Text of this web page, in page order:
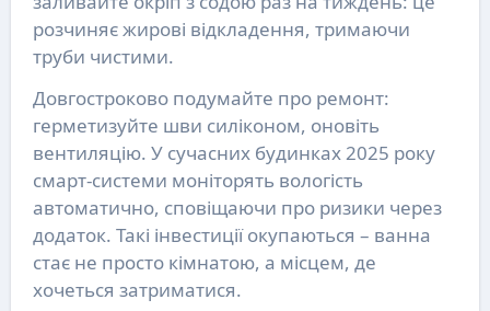
розчиняє жирові відкладення, тримаючи
труби чистими.
Довгостроково подумайте про ремонт:
герметизуйте шви силіконом, оновіть
вентиляцію. У сучасних будинках 2025 року
смарт-системи моніторять вологість
автоматично, сповіщаючи про ризики через
додаток. Такі інвестиції окупаються – ванна
стає не просто кімнатою, а місцем, де
хочеться затриматися.